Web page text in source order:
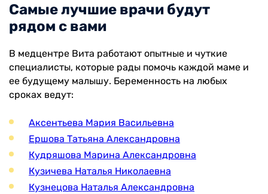
Самые лучшие врачи будут
рядом с вами
В медцентре Вита работают опытные и чуткие
специалисты, которые рады помочь каждой маме и
ее будущему малышу. Беременность на любых
сроках ведут:
Аксентьева Мария Васильевна
Ершова Татьяна Александровна
Кудряшова Марина Александровна
Кузичева Наталья Николаевна
Кузнецова Наталья Александровна